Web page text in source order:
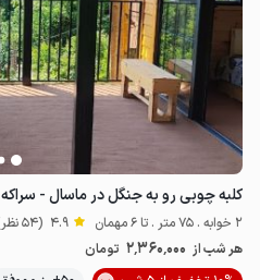
کلبه چوبی رو به جنگل در ماسال - سراکه
2 خوابه . 75 متر . تا 6 مهمان 4.9 (54 نظر)
هر شب از 2٬360٬000 تومان